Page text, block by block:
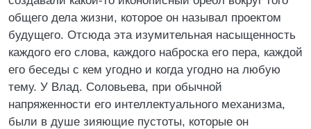
общего дела жизни, которое он называл проектом
будущего. Отсюда эта изумительная насыщенность
каждого его слова, каждого наброска его пера, каждой
его беседы с кем угодно и когда угодно на любую
тему. У Влад. Соловьева, при обычной
напряженности его интеллектуального механизма,
были в душе зияющие пустоты, которые он